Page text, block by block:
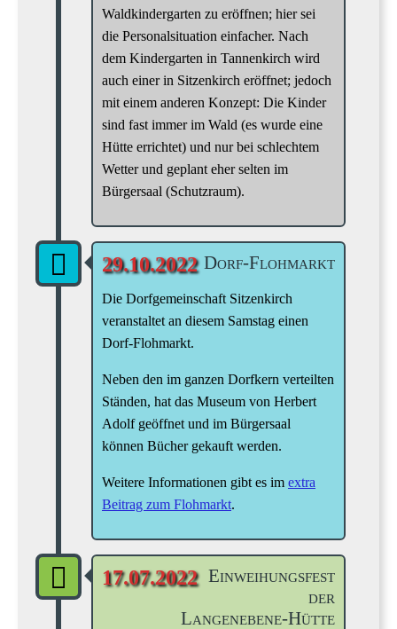
Waldkindergarten zu eröffnen; hier sei
die Personalsituation einfacher. Nach
dem Kindergarten in Tannenkirch wird
auch einer in Sitzenkirch eröffnet; jedoch
mit einem anderen Konzept: Die Kinder
sind fast immer im Wald (es wurde eine
Hütte errichtet) und nur bei schlechtem
Wetter und geplant eher selten im
Bürgersaal (Schutzraum).
29.10.2022 Dorf-Flohmarkt
Die Dorfgemeinschaft Sitzenkirch
veranstaltet an diesem Samstag einen
Dorf-Flohmarkt.
Neben den im ganzen Dorfkern verteilten
Ständen, hat das Museum von Herbert
Adolf geöffnet und im Bürgersaal
können Bücher gekauft werden.
Weitere Informationen gibt es im extra
Beitrag zum Flohmarkt.
17.07.2022 Einweihungsfest
der
Langenebene-Hütte